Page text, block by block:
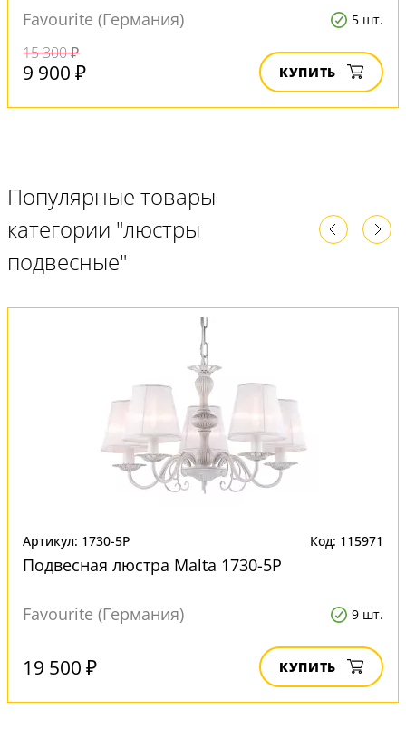
Favourite (Германия) 5 шт.
15 300 ₽
9 900 ₽ КУПИТЬ
Популярные товары
категории "люстры
подвесные"
Артикул: 1730-5P Код: 115971
Подвесная люстра Malta 1730-5P
Favourite (Германия) 9 шт.
19 500 ₽ КУПИТЬ